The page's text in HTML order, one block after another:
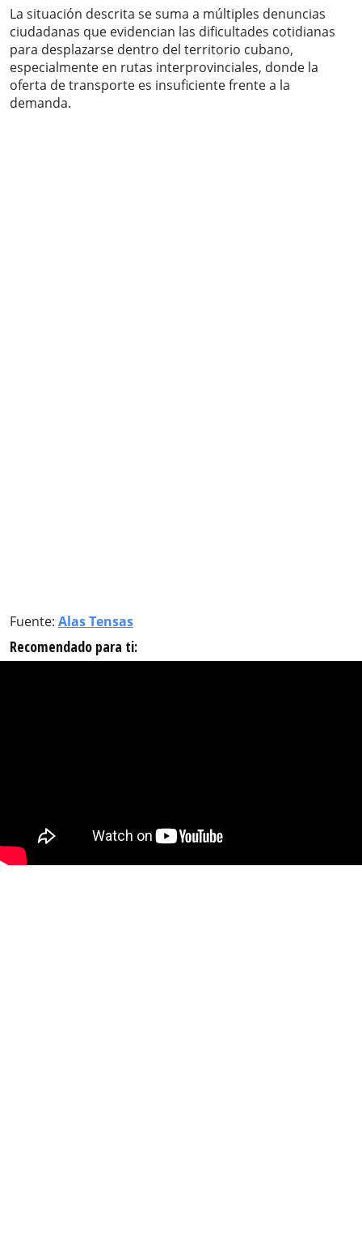
La situación descrita se suma a múltiples denuncias
ciudadanas que evidencian las dificultades cotidianas
para desplazarse dentro del territorio cubano,
especialmente en rutas interprovinciales, donde la
oferta de transporte es insuficiente frente a la
demanda.
Fuente: Alas Tensas
Recomendado para ti: